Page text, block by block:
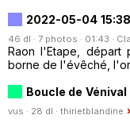
2022-05-04
46 dl · 7 photos · 01:43 ·
Raon l'Etape, départ
borne de l'évêché,
Boucle de Vénival
vus · 28 dl · thirietblandine